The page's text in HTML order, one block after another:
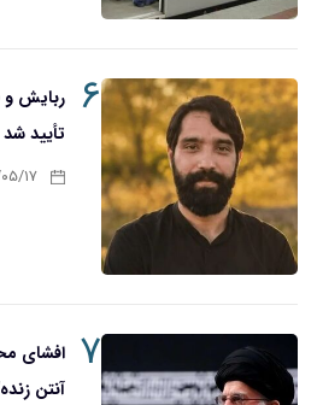
۶
ربایش و
تأیید شد
۱۴۰۵/
۷ افشای
آنتن